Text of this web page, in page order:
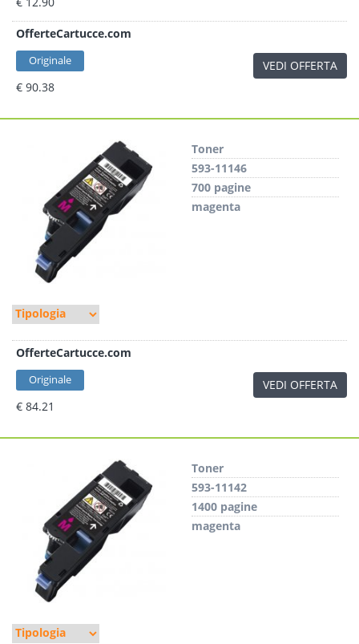
OfferteCartucce.com
Originale
€ 90.38
VEDI OFFERTA
Toner
593-11146
700 pagine
magenta
OfferteCartucce.com
Originale
€ 84.21
VEDI OFFERTA
Toner
593-11142
1400 pagine
magenta